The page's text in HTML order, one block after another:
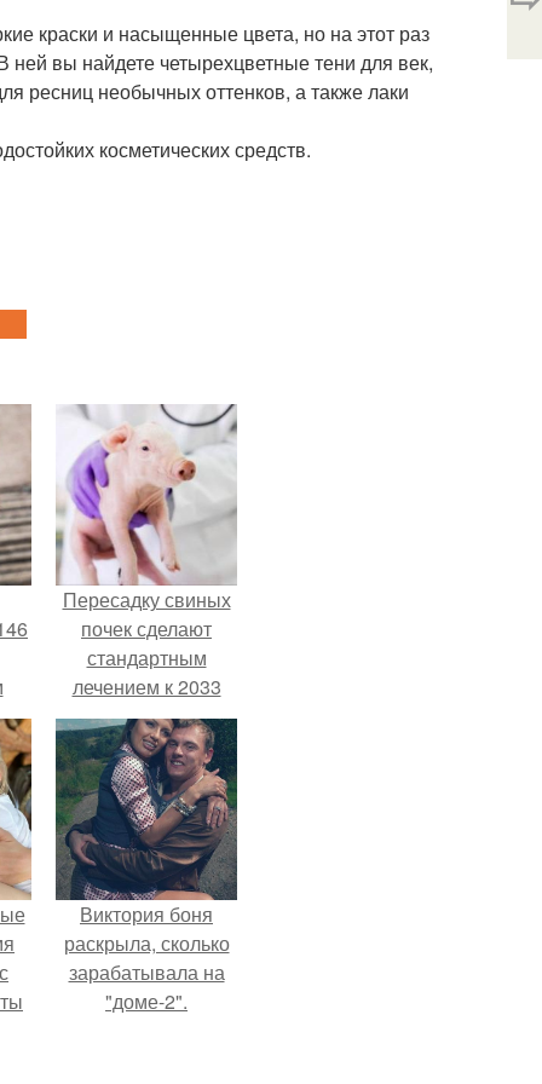
краски и насыщенные цвета, но на этот раз
вы найдете четырехцветные тени для век,
ресниц необычных оттенков, а также лаки
косметических средств.
Пересадку свиных
почек сделают
стандартным
лечением к 2033
году в Японии.
Виктория боня
раскрыла, сколько
зарабатывала на
"доме-2".